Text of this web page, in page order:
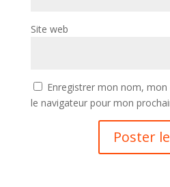
Site web
Enregistrer mon nom,
le navigateur pour mon